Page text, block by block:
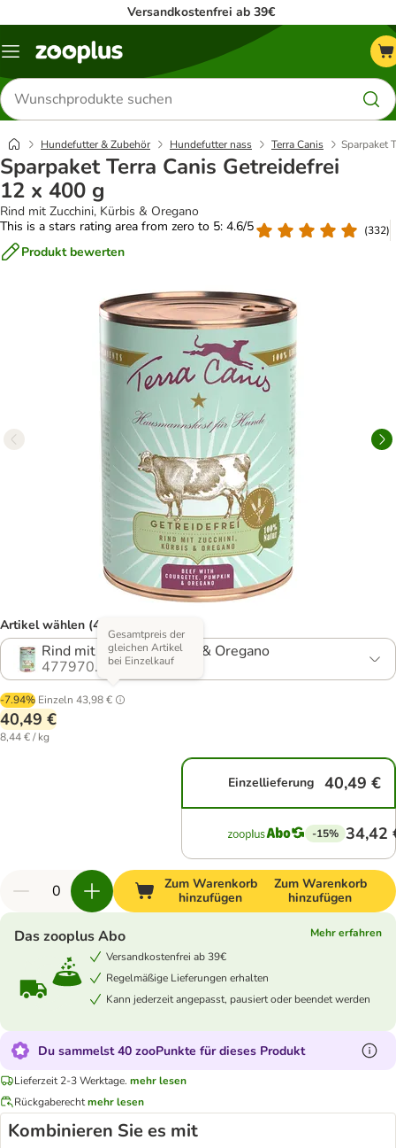
Versandkostenfrei ab 39€
Menü
Produkte
suchen
Hundefutter & Zubehör Hundefutter nass Terra Canis Sparpaket
Sparpaket Terra Canis Getreidefrei
12 x 400 g
Rind mit Zucchini, Kürbis & Oregano
This is a stars rating area from zero to 5: 4.6/5
(332)
Produkt bewerten
Artikel wählen (4 Varianten)
Rind mit Zucchini, Kürbis & Oregano
477970.22
-7.94% Einzeln 43,98 €
Gesamtpreis der
gleichen Artikel
bei Einzelkauf
40,49 €
8,44 € / kg
Einzellieferung 40,49 €
-15% 34,42
Zum Warenkorb
hinzufügen
Zum Warenkorb
hinzufügen
Das zooplus Abo
Mehr erfahren
Versandkostenfrei ab 39€
Regelmäßige Lieferungen erhalten
Kann jederzeit angepasst, pausiert oder beendet werden
Du sammelst 40 zooPunkte für dieses Produkt
Lieferzeit 2-3 Werktage. mehr lesen
Rückgaberechtmehr lesen
Kombinieren Sie es mit